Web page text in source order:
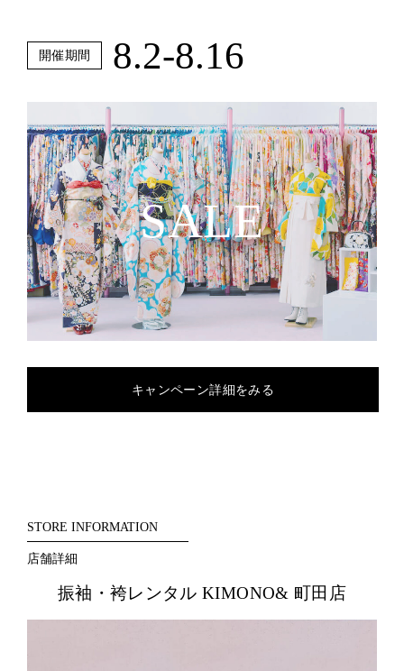
開催期間 8.2-8.16
SALE
キャンペーン詳細をみる
STORE INFORMATION
店舗詳細
振袖・袴レンタル KIMONO& 町田店